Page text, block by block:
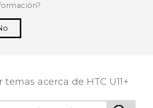
temas acerca de HTC U11+